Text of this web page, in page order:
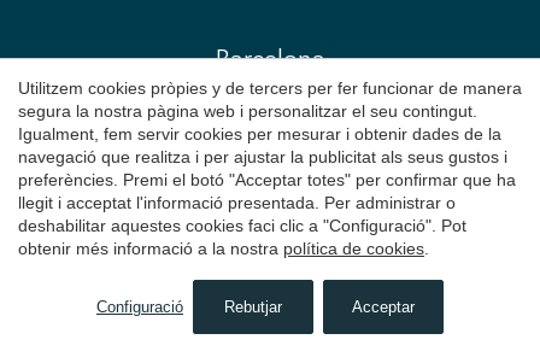
CERCAR
Barcelona
Immobiliàriaa Barcelona
C/ Muntaner, 259
Barcelona
+34 931 595 125
Immobiliària a Sitges
Utilitzem cookies pròpies y de tercers per fer funcionar de manera
segura la nostra pàgina web i personalitzar el seu contingut.
Igualment, fem servir cookies per mesurar i obtenir dades de la
navegació que realitza i per ajustar la publicitat als seus gustos i
preferències. Premi el botó "Acceptar totes" per confirmar que ha
llegit i acceptat l'informació presentada. Per administrar o
deshabilitar aquestes cookies faci clic a "Configuració". Pot
obtenir més informació a la nostra política de cookies.
Configuració Rebutjar Acceptar